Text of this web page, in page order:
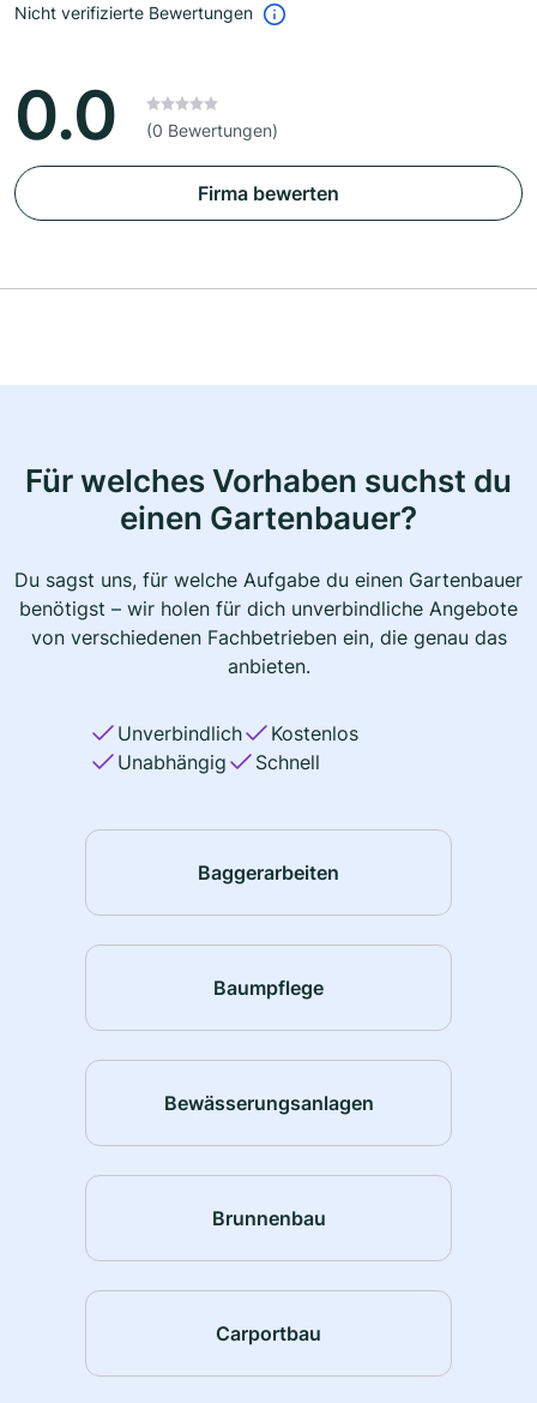
Nicht verifizierte Bewertungen
0.0 (0 Bewertungen)
Firma bewerten
Für welches Vorhaben suchst du
einen Gartenbauer?
Du sagst uns, für welche Aufgabe du einen Gartenbauer
benötigst – wir holen für dich unverbindliche Angebote
von verschiedenen Fachbetrieben ein, die genau das
anbieten.
Unverbindlich
Kostenlos
Unabhängig
Schnell
Baggerarbeiten
Baumpflege
Bewässerungsanlagen
Brunnenbau
Carportbau